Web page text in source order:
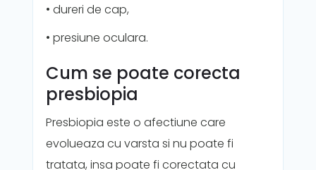
• dureri de cap,
• presiune oculara.
Cum se poate corecta
presbiopia
Presbiopia este o afectiune care
evolueaza cu varsta si nu poate fi
tratata, insa poate fi corectata cu